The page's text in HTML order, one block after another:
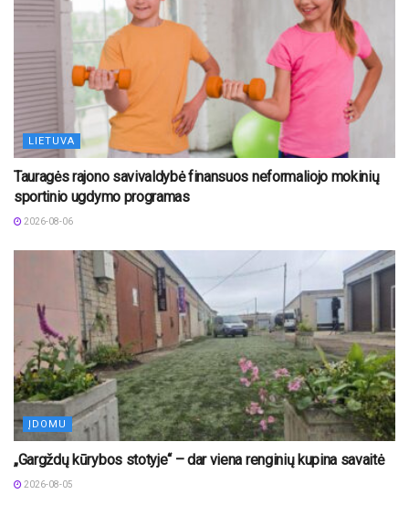
LIETUVA
Tauragės rajono savivaldybė finansuos neformaliojo mokinių
sportinio ugdymo programas
2026-08-06
ĮDOMU
„Gargždų kūrybos stotyje“ – dar viena renginių kupina savaitė
2026-08-05